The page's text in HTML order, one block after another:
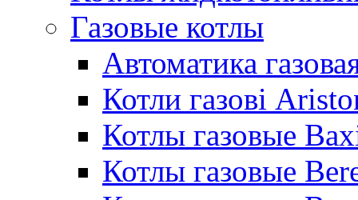
Газовые котлы
Автоматика
Котли газові
Котлы газовые
Котлы газовые